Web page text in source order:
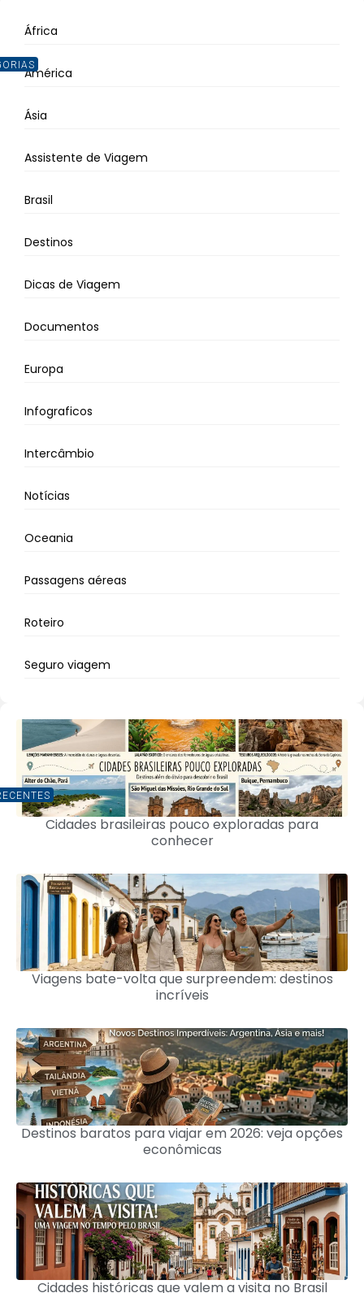
África
América
Ásia
Assistente de Viagem
Brasil
Destinos
Dicas de Viagem
Documentos
Europa
Infograficos
Intercâmbio
Notícias
Oceania
Passagens aéreas
Roteiro
Seguro viagem
Cidades brasileiras pouco exploradas para
conhecer
Viagens bate-volta que surpreendem: destinos
incríveis
Destinos baratos para viajar em 2026: veja opções
econômicas
Cidades históricas que valem a visita no Brasil